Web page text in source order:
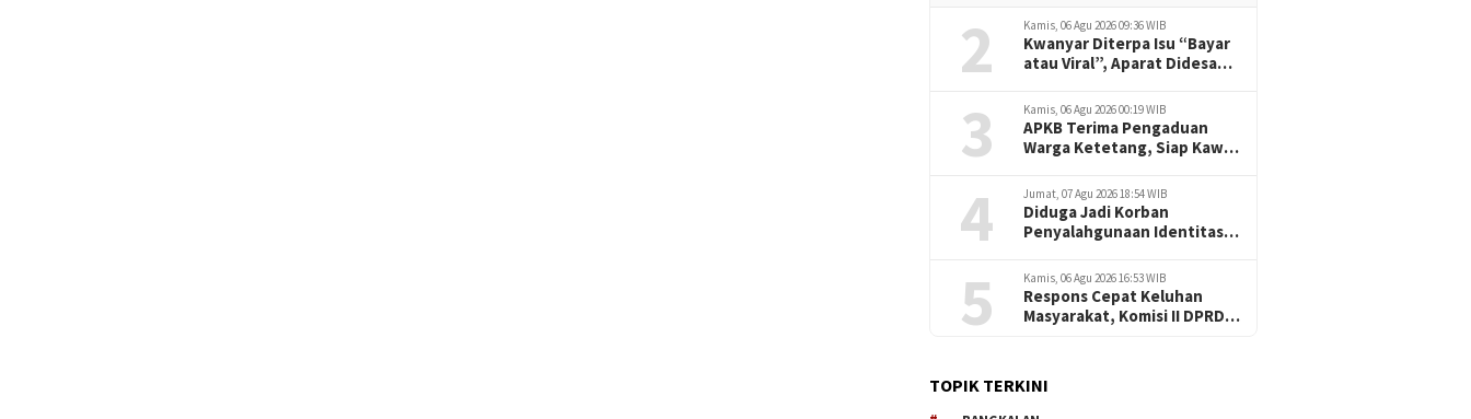
2 Kamis, 06 Agu 2026 09:36 WIB
Kwanyar Diterpa Isu “Bayar
atau Viral”, Aparat Didesak
3 Kamis, 06 Agu 2026 00:19 WIB
APKB Terima Pengaduan
Warga Ketetang, Siap Kawal
Bantuan hingga ke Jalur
Hukum
4 Jumat, 07 Agu 2026 18:54 WIB
Diduga Jadi Korban
Penyalahgunaan Identitas,
Tempuh Jalur Hukum
dengan Pendampingan
Redaksi
5 Kamis, 06 Agu 2026 16:53 WIB
Respons Cepat Keluhan
Masyarakat, Komisi II DPRD
TOPIK TERKINI